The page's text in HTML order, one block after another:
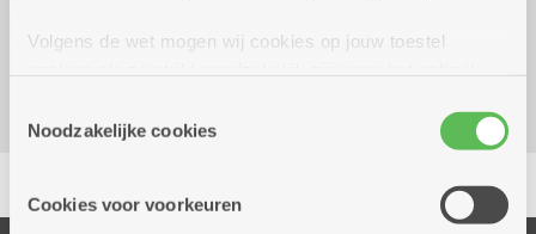
Volgens de wet mogen wij cookies op jouw toestel
cookies hebben we jouw toestemming nodig. Sommige
cookies worden geplaatst door derde partijen die een
informatie over jouw (geanonimiseerd) gebruik van onze
Noodzakelijke cookies
Cookies voor voorkeuren
Krijgslaan 110
2610 Wilrijk